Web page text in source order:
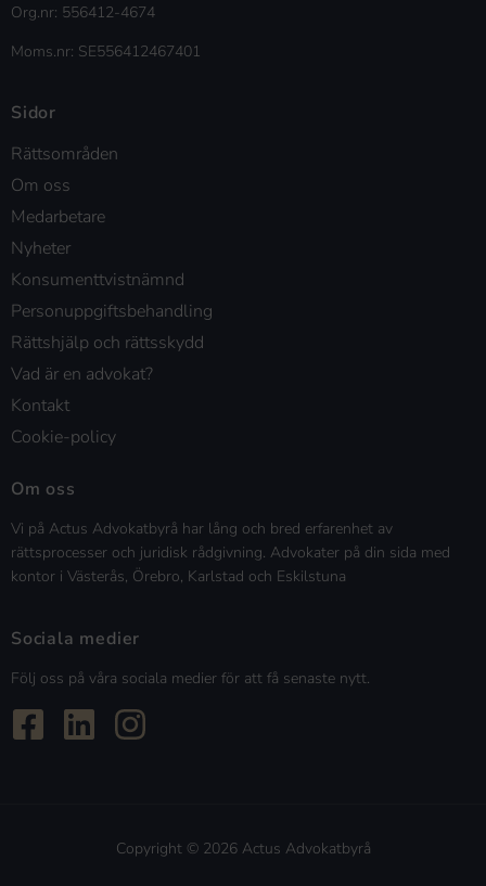
Org.nr: 556412-4674
Moms.nr: SE556412467401
Sidor
Rättsområden
Om oss
Medarbetare
Nyheter
Konsumenttvistnämnd
Personuppgiftsbehandling
Rättshjälp och rättsskydd
Vad är en advokat?
Kontakt
Cookie-policy
Om oss
Vi på Actus Advokatbyrå har lång och bred erfarenhet av
rättsprocesser och juridisk rådgivning. Advokater på din sida med
kontor i Västerås, Örebro, Karlstad och Eskilstuna
Sociala medier
Följ oss på våra sociala medier för att få senaste nytt.
Copyright © 2026 Actus Advokatbyrå